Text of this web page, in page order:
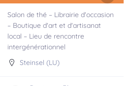
Salon de thé – Librairie d'occasion
– Boutique d'art et d'artisanat
local – Lieu de rencontre
intergénérationnel
Steinsel (LU)